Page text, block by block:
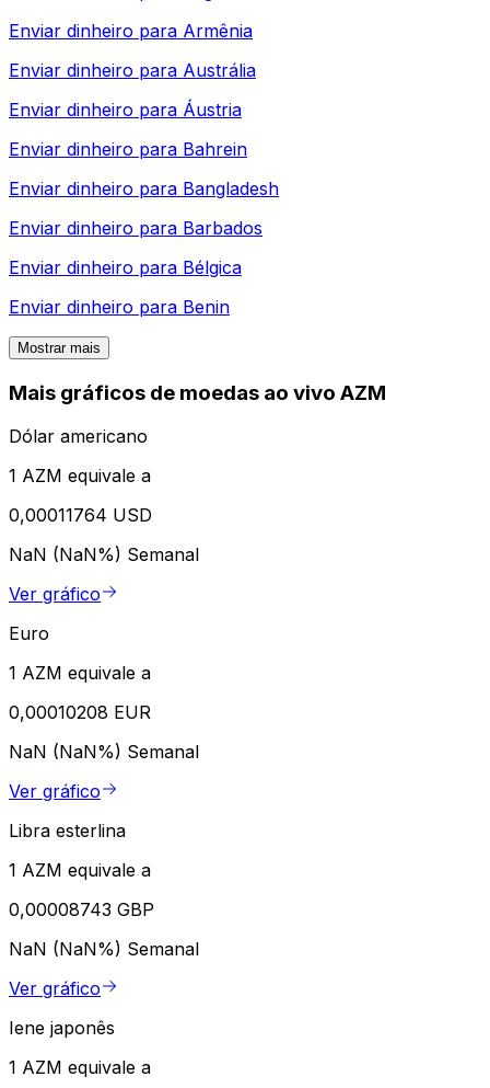
Enviar dinheiro para Armênia
Enviar dinheiro para Austrália
Enviar dinheiro para Áustria
Enviar dinheiro para Bahrein
Enviar dinheiro para Bangladesh
Enviar dinheiro para Barbados
Enviar dinheiro para Bélgica
Enviar dinheiro para Benin
Mostrar mais
Mais gráficos de moedas ao vivo AZM
Dólar americano
1 AZM equivale a
0,00011764 USD
NaN (NaN%) Semanal
Ver gráfico
Euro
1 AZM equivale a
0,00010208 EUR
NaN (NaN%) Semanal
Ver gráfico
Libra esterlina
1 AZM equivale a
0,00008743 GBP
NaN (NaN%) Semanal
Ver gráfico
Iene japonês
1 AZM equivale a